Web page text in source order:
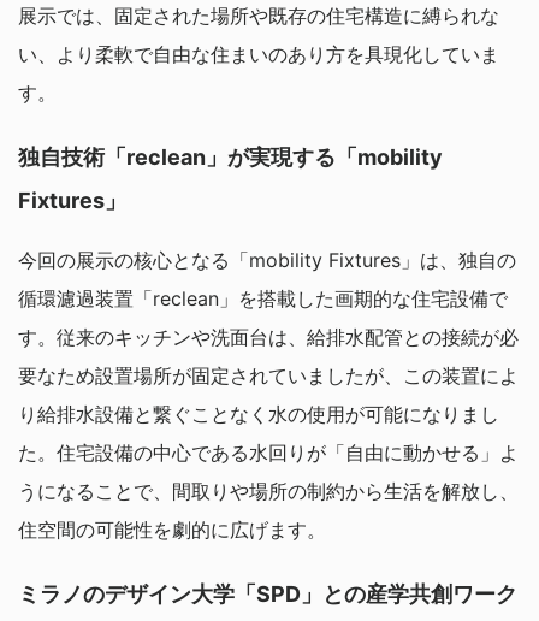
展示では、固定された場所や既存の住宅構造に縛られな
い、より柔軟で自由な住まいのあり方を具現化していま
す。
独自技術「reclean」が実現する「mobility
Fixtures」
今回の展示の核心となる「mobility Fixtures」は、独自の
循環濾過装置「reclean」を搭載した画期的な住宅設備で
す。従来のキッチンや洗面台は、給排水配管との接続が必
要なため設置場所が固定されていましたが、この装置によ
り給排水設備と繋ぐことなく水の使用が可能になりまし
た。住宅設備の中心である水回りが「自由に動かせる」よ
うになることで、間取りや場所の制約から生活を解放し、
住空間の可能性を劇的に広げます。
ミラノのデザイン大学「SPD」との産学共創ワーク